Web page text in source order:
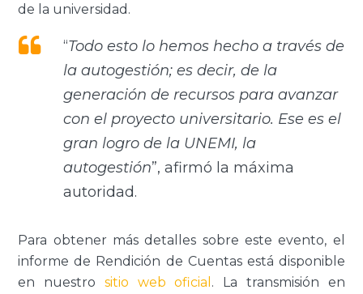
de la universidad.
“Todo esto lo hemos hecho a través de
la autogestión; es decir, de la
generación de recursos para avanzar
con el proyecto universitario. Ese es el
gran logro de la UNEMI, la
autogestión”, afirmó la máxima
autoridad.
Para obtener más detalles sobre este evento, el
informe de Rendición de Cuentas está disponible
en nuestro sitio web oficial . La transmisión en